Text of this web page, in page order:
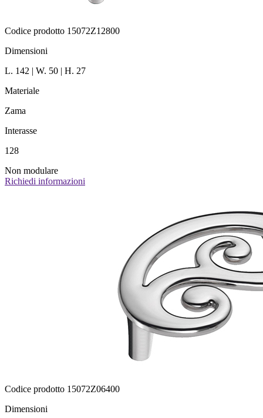
Codice prodotto 15072Z12800
Dimensioni
L. 142 | W. 50 | H. 27
Materiale
Zama
Interasse
128
Non modulare
Richiedi informazioni
Codice prodotto 15072Z06400
Dimensioni